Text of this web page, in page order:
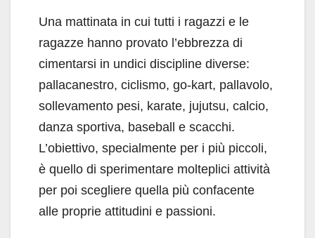
Una mattinata in cui tutti i ragazzi e le
ragazze hanno provato l’ebbrezza di
cimentarsi in undici discipline diverse:
pallacanestro, ciclismo, go-kart, pallavolo,
sollevamento pesi, karate, jujutsu, calcio,
danza sportiva, baseball e scacchi.
L’obiettivo, specialmente per i più piccoli,
è quello di sperimentare molteplici attività
per poi scegliere quella più confacente
alle proprie attitudini e passioni.